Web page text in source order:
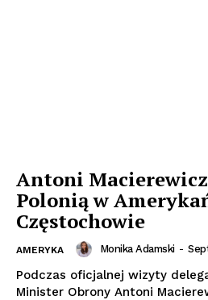
Antoni Macierewicz
Polonią w
Częstochowie
AMERYKA Monika Adamski -
Podczas oficjalnej wizyty
Minister Obrony Antoni